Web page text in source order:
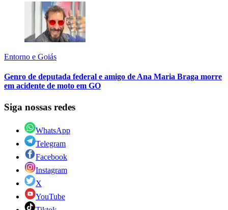
Entorno e Goiás
Genro de deputada federal e amigo de Ana Maria Braga morre
em acidente de moto em GO
Siga nossas redes
WhatsApp
Telegram
Facebook
Instagram
X
YouTube